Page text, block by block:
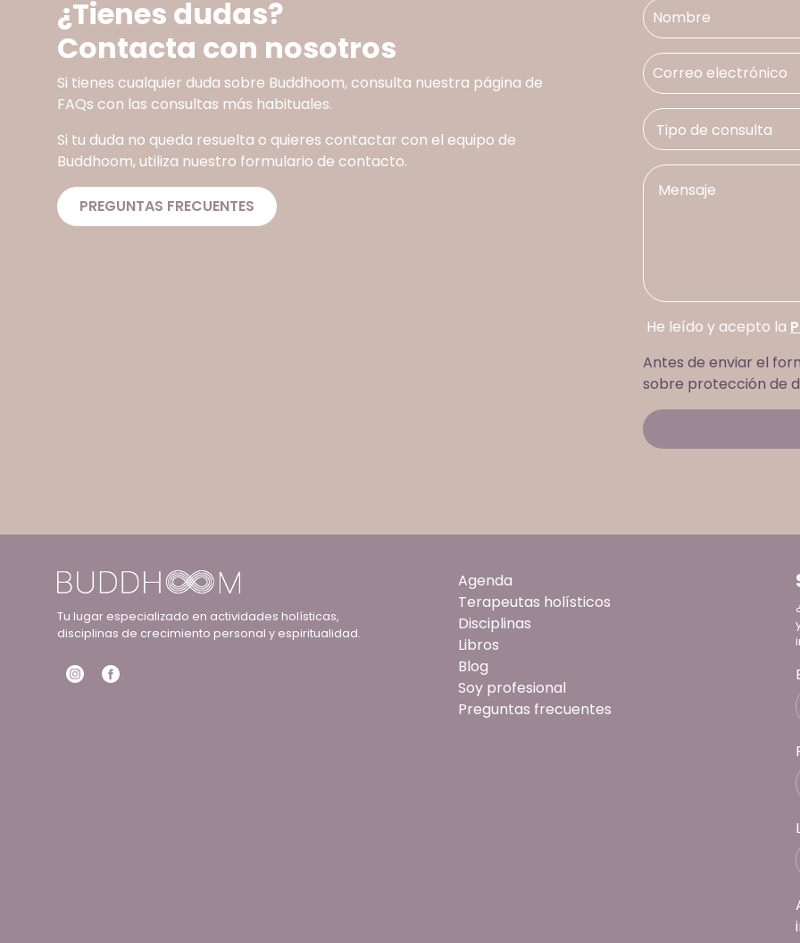
¿Tienes dudas?
Contacta con nosotros
Si tienes cualquier duda sobre Buddhoom, consulta nuestra página de
FAQs con las consultas más habituales.
Si tu duda no queda resuelta o quieres contactar con el equipo de
Buddhoom, utiliza nuestro formulario de contacto.
PREGUNTAS FRECUENTES
He leído y acepto la
Antes de enviar el
sobre protección de
Tu lugar especializado en actividades holísticas,
disciplinas de crecimiento personal y espiritualidad.
Agenda
Terapeutas holísticos
Disciplinas
Libros
Blog
Soy profesional
Preguntas frecuentes